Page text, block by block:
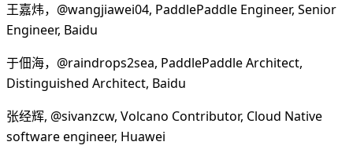
王嘉炜，@wangjiawei04, PaddlePaddle Engineer, Senior
Engineer, Baidu
于佃海，@raindrops2sea, PaddlePaddle Architect,
Distinguished Architect, Baidu
张经辉, @sivanzcw, Volcano Contributor, Cloud Native
software engineer, Huawei